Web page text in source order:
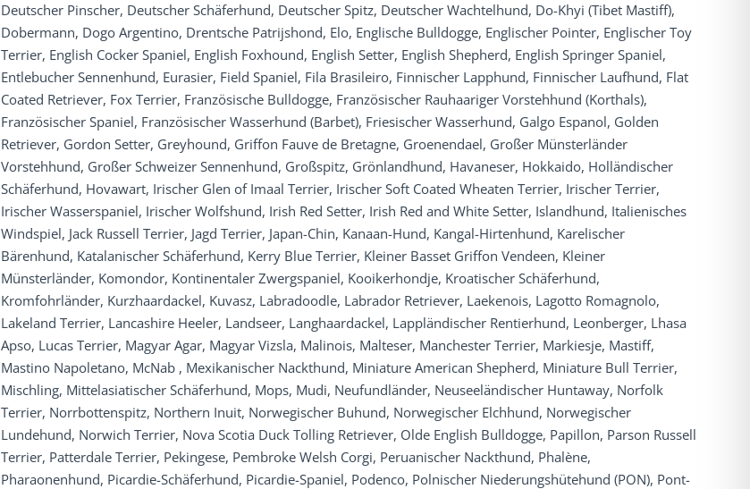
Deutscher Pinscher, Deutscher Schäferhund, Deutscher Spitz, Deutscher Wachtelhund, Do-Khyi (Tibet Mastiff),
Dobermann, Dogo Argentino, Drentsche Patrijshond, Elo, Englische Bulldogge, Englischer Pointer, Englischer Toy
Terrier, English Cocker Spaniel, English Foxhound, English Setter, English Shepherd, English Springer Spaniel,
Entlebucher Sennenhund, Eurasier, Field Spaniel, Fila Brasileiro, Finnischer Lapphund, Finnischer Laufhund, Flat
Coated Retriever, Fox Terrier, Französische Bulldogge, Französischer Rauhaariger Vorstehhund (Korthals),
Französischer Spaniel, Französischer Wasserhund (Barbet), Friesischer Wasserhund, Galgo Espanol, Golden
Retriever, Gordon Setter, Greyhound, Griffon Fauve de Bretagne, Groenendael, Großer Münsterländer
Vorstehhund, Großer Schweizer Sennenhund, Großspitz, Grönlandhund, Havaneser, Hokkaido, Holländischer
Schäferhund, Hovawart, Irischer Glen of Imaal Terrier, Irischer Soft Coated Wheaten Terrier, Irischer Terrier,
Irischer Wasserspaniel, Irischer Wolfshund, Irish Red Setter, Irish Red and White Setter, Islandhund, Italienisches
Windspiel, Jack Russell Terrier, Jagd Terrier, Japan-Chin, Kanaan-Hund, Kangal-Hirtenhund, Karelischer
Bärenhund, Katalanischer Schäferhund, Kerry Blue Terrier, Kleiner Basset Griffon Vendeen, Kleiner
Münsterländer, Komondor, Kontinentaler Zwergspaniel, Kooikerhondje, Kroatischer Schäferhund,
Kromfohrländer, Kurzhaardackel, Kuvasz, Labradoodle, Labrador Retriever, Laekenois, Lagotto Romagnolo,
Lakeland Terrier, Lancashire Heeler, Landseer, Langhaardackel, Lappländischer Rentierhund, Leonberger, Lhasa
Apso, Lucas Terrier, Magyar Agar, Magyar Vizsla, Malinois, Malteser, Manchester Terrier, Markiesje, Mastiff,
Mastino Napoletano, McNab , Mexikanischer Nackthund, Miniature American Shepherd, Miniature Bull Terrier,
Mischling, Mittelasiatischer Schäferhund, Mops, Mudi, Neufundländer, Neuseeländischer Huntaway, Norfolk
Terrier, Norrbottenspitz, Northern Inuit, Norwegischer Buhund, Norwegischer Elchhund, Norwegischer
Lundehund, Norwich Terrier, Nova Scotia Duck Tolling Retriever, Olde English Bulldogge, Papillon, Parson Russell
Terrier, Patterdale Terrier, Pekingese, Pembroke Welsh Corgi, Peruanischer Nackthund, Phalène,
Pharaonenhund, Picardie-Schäferhund, Picardie-Spaniel, Podenco, Polnischer Niederungshütehund (PON), Pont-